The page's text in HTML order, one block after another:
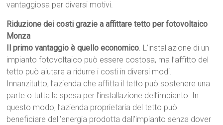
vantaggiosa per diversi motivi.
Riduzione dei costi grazie a affittare tetto per fotovoltaico
Monza
Il primo vantaggio è quello economico. L’installazione di un
impianto fotovoltaico può essere costosa, ma l’affitto del
tetto può aiutare a ridurre i costi in diversi modi.
Innanzitutto, l’azienda che affitta il tetto può sostenere una
parte o tutta la spesa per l’installazione dell’impianto. In
questo modo, l’azienda proprietaria del tetto può
beneficiare dell’energia prodotta dall’impianto senza dover